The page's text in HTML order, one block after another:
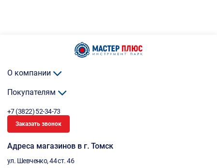
О компании
Покупателям
+7 (3822) 52-34-73
Заказать звонок
Адреса магазинов в г. Томск
ул. Шевченко, 44 ст. 46